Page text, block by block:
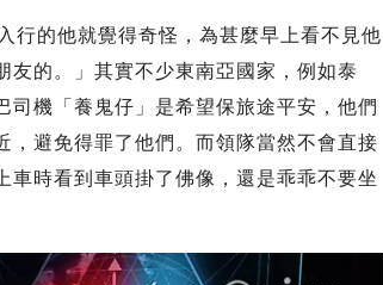
行的他就覺得奇怪，為甚麼早上看不見他
友的。」其實不少東南亞國家，例如泰
司機「養鬼仔」是希望保旅途平安，他們
，避免得罪了他們。而領隊當然不會直接
時看到車頭掛了佛像，還是乖乖不要坐